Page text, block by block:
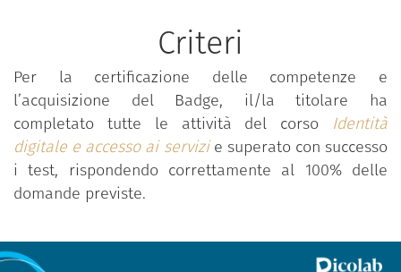
Criteri
Per la certificazione delle competenze e
l’acquisizione del Badge, il/la titolare ha
completato tutte le attività del corso Identità
digitale e accesso ai servizie superato con successo
i test, rispondendo correttamente al 100% delle
domande previste.